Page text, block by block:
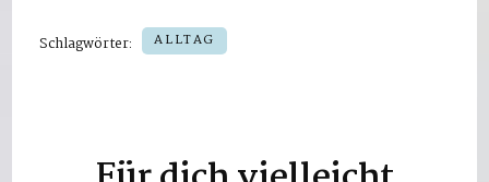
Schlagwörter: ALLTAG
Beitragsnavigation